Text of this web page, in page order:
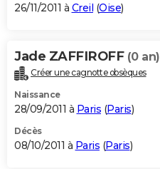
26/11/2011 à Creil (Oise)
Jade ZAFFIROFF (0 an)
Créer une cagnotte obsèques
Naissance
28/09/2011 à Paris (Paris)
Décès
08/10/2011 à Paris (Paris)